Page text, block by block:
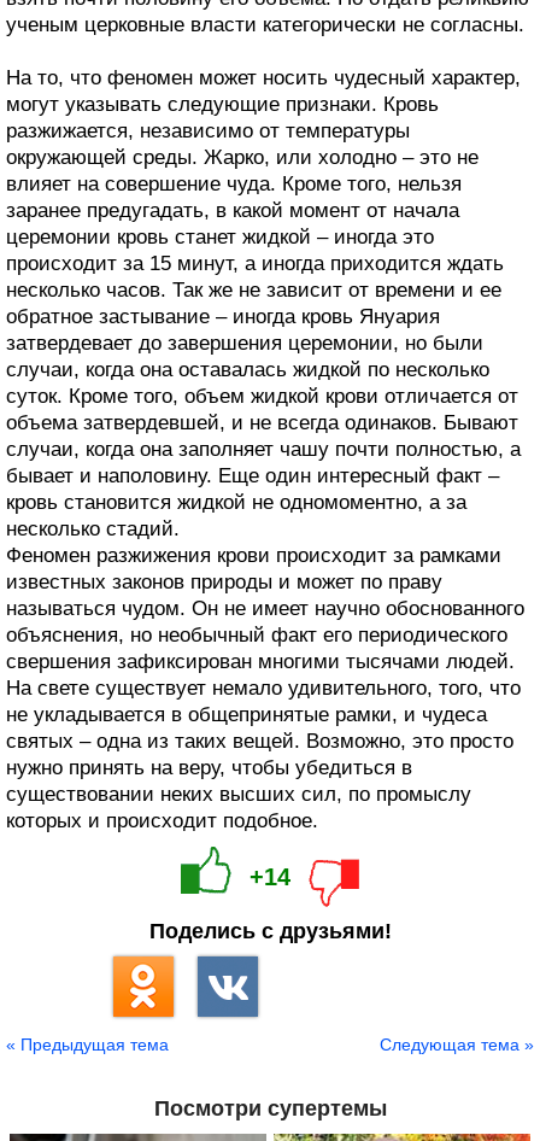
ученым церковные власти категорически не согласны.
На то, что феномен может носить чудесный характер,
могут указывать следующие признаки. Кровь
разжижается, независимо от температуры
окружающей среды. Жарко, или холодно – это не
влияет на совершение чуда. Кроме того, нельзя
заранее предугадать, в какой момент от начала
церемонии кровь станет жидкой – иногда это
происходит за 15 минут, а иногда приходится ждать
несколько часов. Так же не зависит от времени и ее
обратное застывание – иногда кровь Януария
затвердевает до завершения церемонии, но были
случаи, когда она оставалась жидкой по несколько
суток. Кроме того, объем жидкой крови отличается от
объема затвердевшей, и не всегда одинаков. Бывают
случаи, когда она заполняет чашу почти полностью, а
бывает и наполовину. Еще один интересный факт –
кровь становится жидкой не одномоментно, а за
несколько стадий.
Феномен разжижения крови происходит за рамками
известных законов природы и может по праву
называться чудом. Он не имеет научно обоснованного
объяснения, но необычный факт его периодического
свершения зафиксирован многими тысячами людей.
На свете существует немало удивительного, того, что
не укладывается в общепринятые рамки, и чудеса
святых – одна из таких вещей. Возможно, это просто
нужно принять на веру, чтобы убедиться в
существовании неких высших сил, по промыслу
которых и происходит подобное.
+14
Поделись с друзьями!
« Предыдущая тема Следующая тема »
Посмотри супертемы